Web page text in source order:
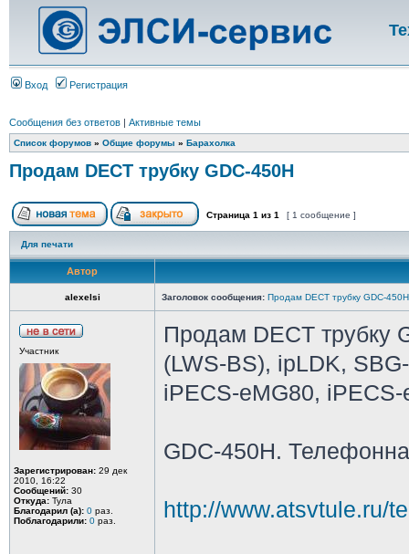
Вход Регистрация
Сообщения без ответов | Активные темы
Список форумов » Общие форумы » Барахолка
Продам DECT трубку GDC-450H
Страница 1 из 1 [ 1 сообщение ]
Для печати
Автор
alexelsi Заголовок сообщения: Продам DECT трубку GDC-450H
Участник
Зарегистрирован: 29 дек
2010, 16:22
Сообщений: 30
Откуда: Тула
Благодарил (а): 0 раз.
Поблагодарили: 0 раз.
Продам DECT трубку
(LWS-BS), ipLDK,
iPECS-eMG80, iPECS-
GDC-450H.
http://www.atsvtule.ru/